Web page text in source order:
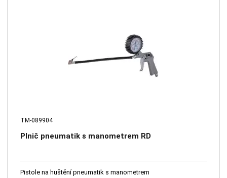
TM-089904
Plnič pneumatik s manometrem RD
Pistole na huštění pneumatik s manometrem